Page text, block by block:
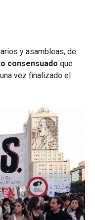
y asambleas, de
consensuado que
vez finalizado el